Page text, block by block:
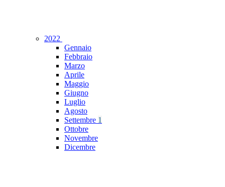
2022
Gennaio
Febbraio
Marzo
Aprile
Maggio
Giugno
Luglio
Agosto
Settembre 1
Ottobre
Novembre
Dicembre